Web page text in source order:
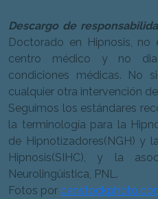
Descargo de
Doctorado en Hipnosis, no
centro médico y no
condiciones médicas. No
cualquier otra intervención
Seguimos los estándares
la terminología para la
de Hipnotizadores(NGH) y
Hipnosis(SIHC), y la
Neurolingüística, PNL.
Fotos por